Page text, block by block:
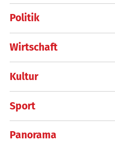
Politik
Wirtschaft
Kultur
Sport
Panorama